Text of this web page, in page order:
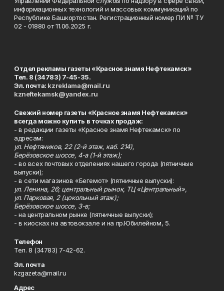
информационных технологий и массовых коммуникаций по
Республике Башкортостан. Регистрационный номер ПИ № ТУ
02 - 01880 от 11.06.2025 г.
Отдел рекламы газеты «Красное знамя Нефтекамск»
Тел. 8 (34783) 7-45-35.
Эл. почта: kzreklama@mail.ru
kzneftekamsk@yandex.ru
Свежий номер газеты «Красное знамя Нефтекамск»
всегда можно купить в точках продаж:
- в редакции газеты «Красное знамя Нефтекамск» по
адресам:
ул. Нефтяников, 22 (2-й этаж, каб. 214),
Берёзовское шоссе, 4-а (1-й этаж);
- во всех почтовых отделениях нашего города (пятничные
выпуски);
- в сети магазинов «Бегемот» (пятничные выпуски):
ул. Ленина, 26; центральный рынок, ТЦ «Центральный»,
ул. Парковая, 2 (цокольный этаж);
Берёзовское шоссе, 3-в;
- на центральном рынке (пятничные выпуски);
- в киосках на автовокзале и на пр.Юбилейном, 5.
Телефон
Тел. 8 (34783) 7-42-62.
Эл. почта
kzgazeta@mail.ru
Адрес